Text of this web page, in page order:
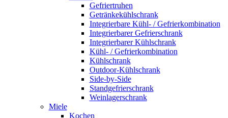
Gefriertruhen
Getränkekühlschrank
Integrierbare Kühl- / Gefrierkombination
Integrierbarer Gefrierschrank
Integrierbarer Kühlschrank
Kühl- / Gefrierkombination
Kühlschrank
Outdoor-Kühlschrank
Side-by-Side
Standgefrierschrank
Weinlagerschrank
Miele
Kochen